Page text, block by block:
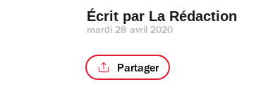
Écrit par La Rédaction
mardi 28 avril 2020
Partager